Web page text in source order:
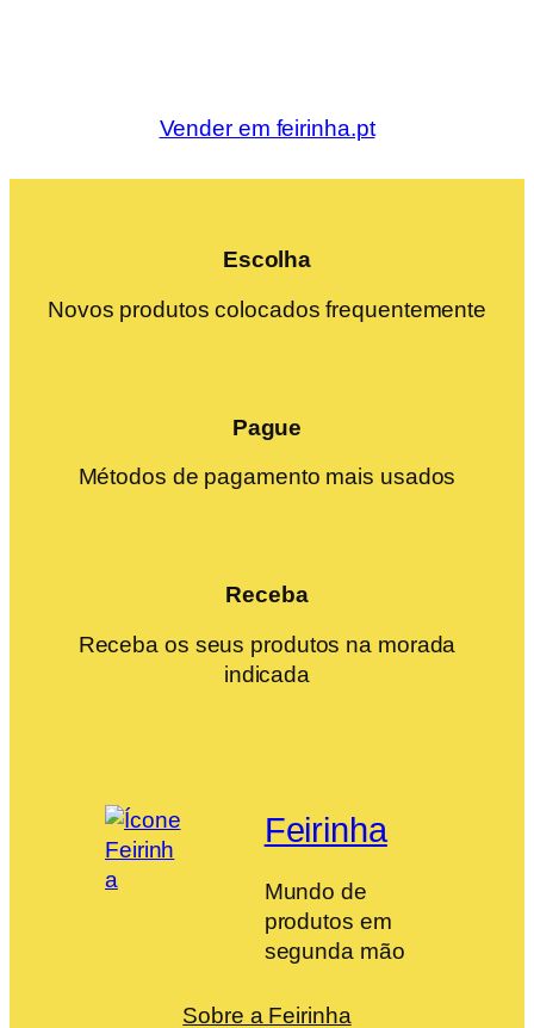
Vender em feirinha.pt
Escolha
Novos produtos colocados frequentemente
Pague
Métodos de pagamento mais usados
Receba
Receba os seus produtos na morada
indicada
Feirinha
Mundo de
produtos em
segunda mão
Sobre a Feirinha